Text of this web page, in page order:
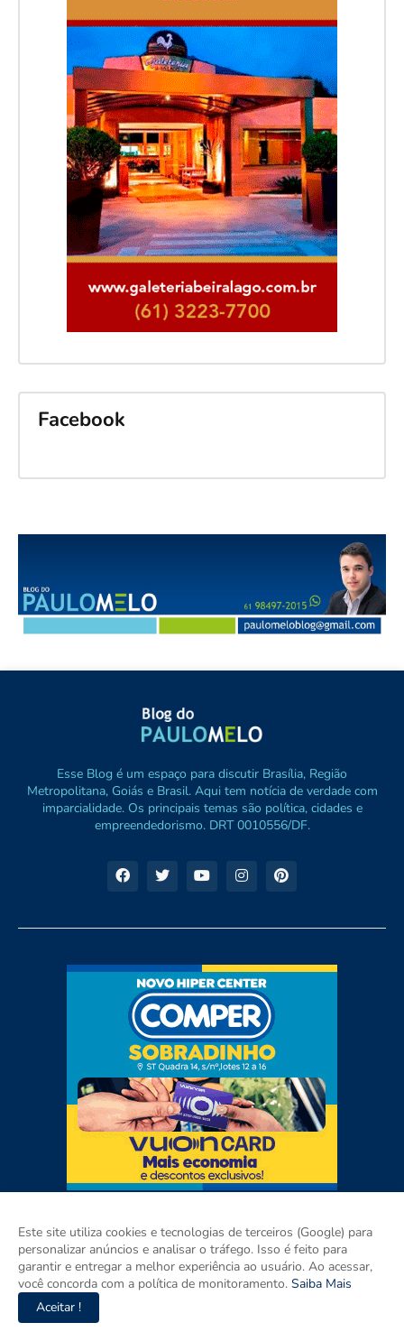
Facebook
Esse Blog é um espaço para discutir Brasília, Região
Metropolitana, Goiás e Brasil. Aqui tem notícia de verdade com
imparcialidade. Os principais temas são política, cidades e
empreendedorismo. DRT 0010556/DF.
Este site utiliza cookies e tecnologias de terceiros (Google) para
personalizar anúncios e analisar o tráfego. Isso é feito para
garantir e entregar a melhor experiência ao usuário. Ao acessar,
você concorda com a política de monitoramento. Saiba Mais
Aceitar !